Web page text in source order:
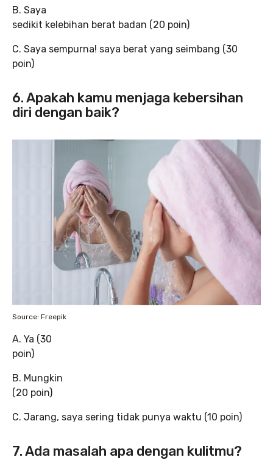
B. Saya
sedikit kelebihan berat badan (20 poin)
C. Saya sempurna! saya berat yang seimbang (30
poin)
6. Apakah kamu menjaga kebersihan
diri dengan baik?
Source: Freepik
A. Ya (30
poin)
B. Mungkin
(20 poin)
C. Jarang, saya sering tidak punya waktu (10 poin)
7. Ada masalah apa dengan kulitmu?